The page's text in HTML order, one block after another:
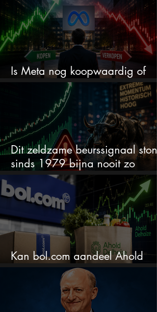
Is Meta nog koopwaardig of
wordt het tijd om te verkopen?
Dit zeldzame beurssignaal stond
sinds 1979 bijna nooit zo
extreem
Kan bol.com aandeel Ahold
nieuw leven inblazen?